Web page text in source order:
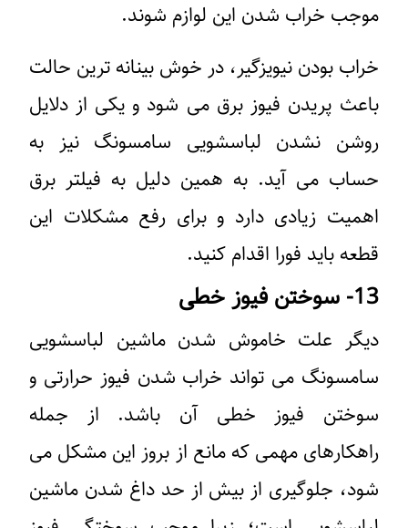
موجب خراب شدن این لوازم شوند.
خراب بودن نیویزگیر، در خوش بینانه ترین حالت
باعث پریدن فیوز برق می شود و یکی از دلایل
روشن نشدن لباسشویی سامسونگ نیز به
حساب می آید. به همین دلیل به فیلتر برق
اهمیت زیادی دارد و برای رفع مشکلات این
قطعه باید فورا اقدام کنید.
13- سوختن فیوز خطی
دیگر علت خاموش شدن ماشین لباسشویی
سامسونگ می تواند خراب شدن فیوز حرارتی و
سوختن فیوز خطی آن باشد. از جمله
راهکارهای مهمی که مانع از بروز این مشکل می
شود، جلوگیری از بیش از حد داغ شدن ماشین